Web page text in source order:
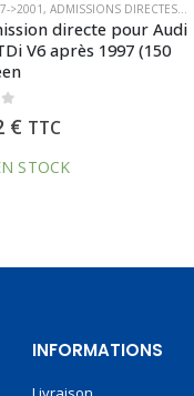
CÔNE
,FILTRES GREEN, PIECES PAR
>04/03 ,A3,ADMISSIONS DIRECTES
directe pour Audi
1,9 TDi après 2000
Green P424
€ TTC
STOCK